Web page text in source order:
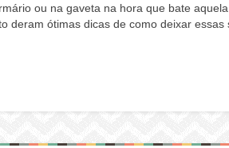
ou na gaveta na hora que bate
deram ótimas dicas de como deixar essas